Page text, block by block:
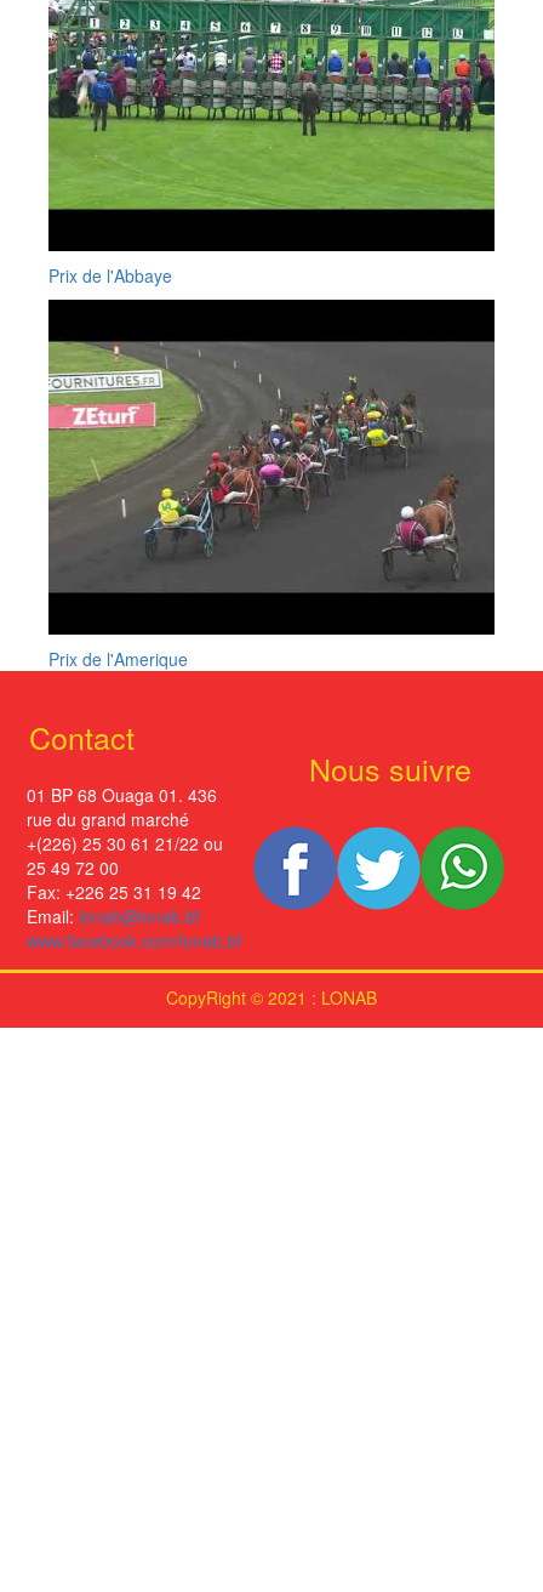
Prix de l'Abbaye
Prix de l'Amerique
Contact
01 BP 68 Ouaga 01. 436
rue du grand marché
+(226) 25 30 61 21/22 ou
25 49 72 00
Fax: +226 25 31 19 42
Email: lonab@lonab.bf
www.facebook.com/lonab.bf
Nous suivre
CopyRight © 2021 : LONAB